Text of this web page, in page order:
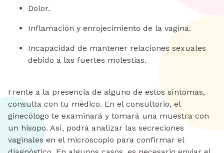
Dolor.
Inflamación y enrojecimiento de la vagina.
Incapacidad de mantener relaciones sexuales
debido a las fuertes molestias.
Frente a la presencia de alguno de estos síntomas,
consulta con tu médico. En el consultorio, el
ginecólogo te examinará y tomará una muestra con
un hisopo. Así, podrá analizar las secreciones
vaginales en el microscopio para confirmar el